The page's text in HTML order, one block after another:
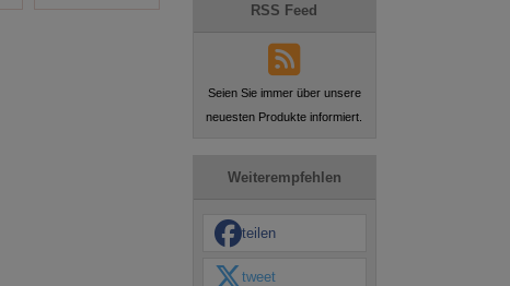
RSS Feed
Seien Sie immer über unsere
neuesten Produkte informiert.
Weiterempfehlen
teilen
tweet